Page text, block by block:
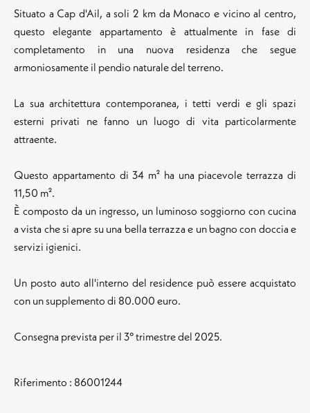
Situato a Cap d'Ail, a soli 2 km da Monaco e vicino al centro,
questo elegante appartamento è attualmente in fase di
completamento in una nuova residenza che segue
armoniosamente il pendio naturale del terreno.
La sua architettura contemporanea, i tetti verdi e gli spazi
esterni privati ne fanno un luogo di vita particolarmente
attraente.
Questo appartamento di 34 m² ha una piacevole terrazza di
11,50 m².
È composto da un ingresso, un luminoso soggiorno con cucina
a vista che si apre su una bella terrazza e un bagno con doccia e
servizi igienici.
Un posto auto all'interno del residence può essere acquistato
con un supplemento di 80.000 euro.
Consegna prevista per il 3° trimestre del 2025.
Riferimento : 86001244